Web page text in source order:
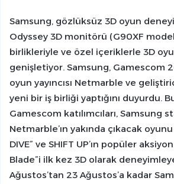
Samsung, gözlüksüz 3D oyun
Odyssey 3D monitörü (G90XF
birlikleriyle ve özel içeriklerle 3D
genişletiyor. Samsung, Gamescom
oyun yayıncısı Netmarble ve
yeni bir iş birliği yaptığını duyurdu.
Gamescom katılımcıları, Samsung
Netmarble’ın yakında çıkacak oyunu
DIVE” ve SHIFT UP’ın popüler
Blade”i ilk kez 3D olarak
Ağustos’tan 23 Ağustos’a kadar